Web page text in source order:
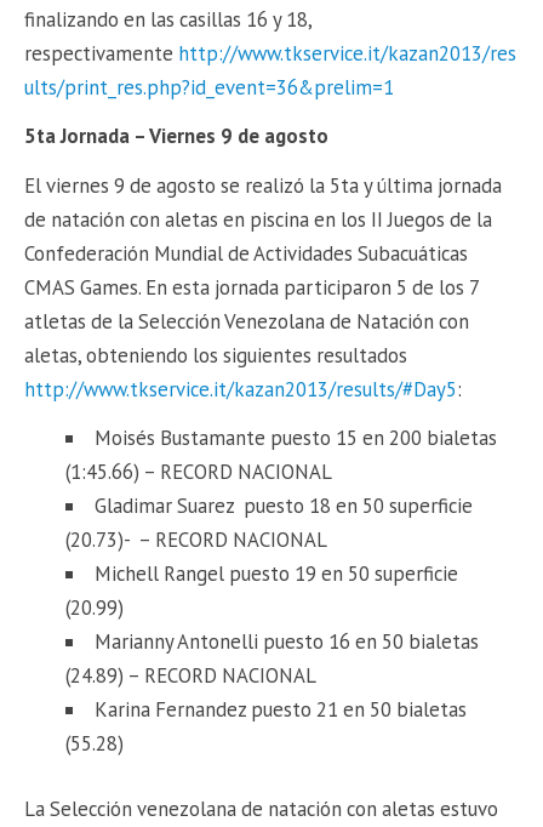
finalizando en las casillas 16 y 18,
respectivamente http://www.tkservice.it/kazan2013/res
ults/print_res.php?id_event=36&prelim=1
5ta Jornada – Viernes 9 de agosto
El viernes 9 de agosto se realizó la 5ta y última jornada
de natación con aletas en piscina en los II Juegos de la
Confederación Mundial de Actividades Subacuáticas
CMAS Games. En esta jornada participaron 5 de los 7
atletas de la Selección Venezolana de Natación con
aletas, obteniendo los siguientes resultados
http://www.tkservice.it/kazan2013/results/#Day5:
Moisés Bustamante puesto 15 en 200 bialetas
(1:45.66) – RECORD NACIONAL
Gladimar Suarez puesto 18 en 50 superficie
(20.73)- – RECORD NACIONAL
Michell Rangel puesto 19 en 50 superficie
(20.99)
Marianny Antonelli puesto 16 en 50 bialetas
(24.89) – RECORD NACIONAL
Karina Fernandez puesto 21 en 50 bialetas
(55.28)
La Selección venezolana de natación con aletas estuvo